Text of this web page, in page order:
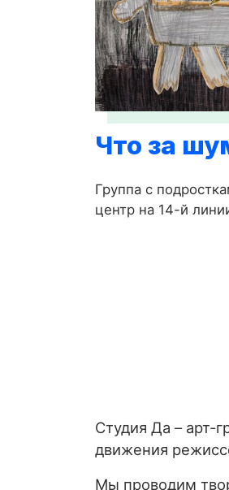
Что за
Группа с
центр на 14-й
Студия Да – арт-
движения
Мы проводим